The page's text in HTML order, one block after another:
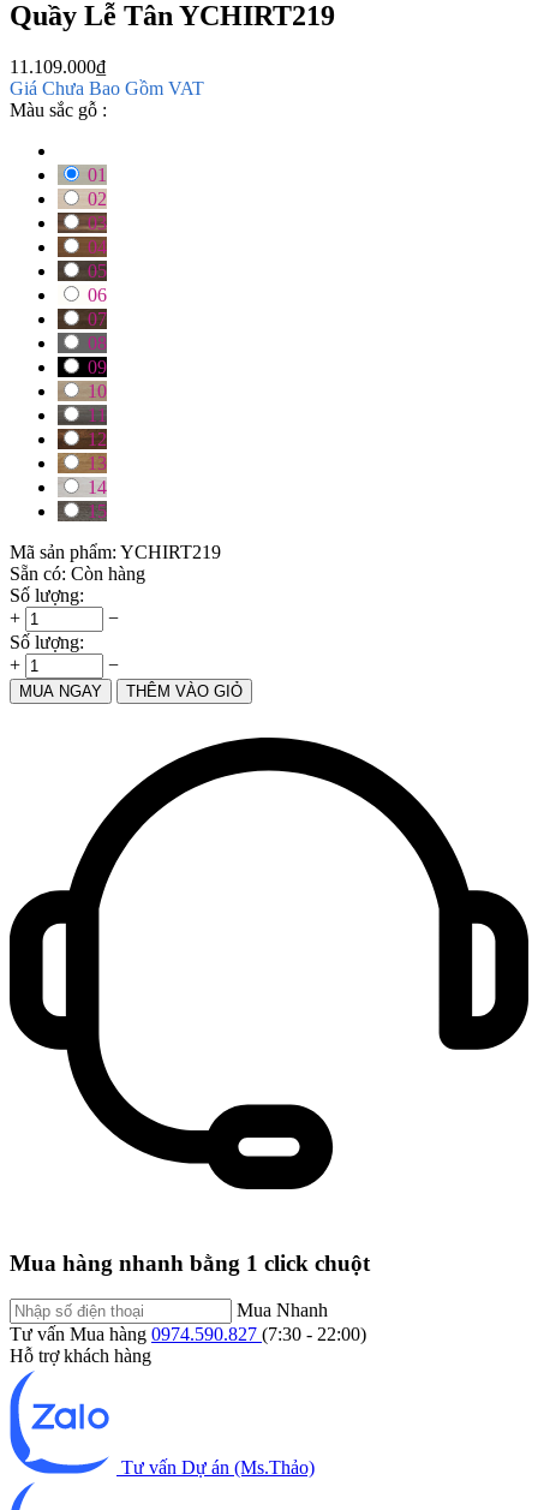
Quầy Lễ Tân YCHIRT219
11.109.000₫
Giá Chưa Bao Gồm VAT
Màu sắc gỗ :
01
02
03
04
05
06
07
08
09
10
11
12
13
14
15
Mã sản phẩm: YCHIRT219
Sẵn có: Còn hàng
Số lượng:
+
−
Số lượng:
+
−
MUA NGAY THÊM VÀO GIỎ
Mua hàng nhanh bằng 1 click chuột
Mua Nhanh
Tư vấn Mua hàng 0974.590.827 (7:30 - 22:00)
Hỗ trợ khách hàng
Tư vấn Dự án (Ms.Thảo)